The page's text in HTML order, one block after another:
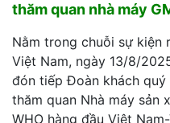
thăm quan nhà máy
Nằm trong chuỗi sự kiện
Việt Nam, ngày 13/8/
đón tiếp Đoàn khách
thăm quan Nhà máy sản
WHO hàng đầu Việt